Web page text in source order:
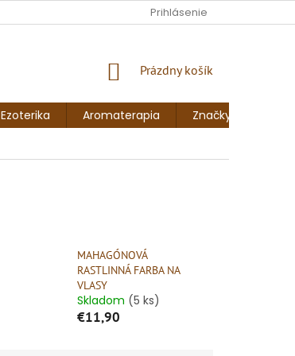
FORMULÁR NA ODSTÚPENIE OD ZMLUVY
Prihlásenie
NÁKUPNÝ
Prázdny košík
Ezoterika Aromaterapia Značky
MAHAGÓNOVÁ
RASTLINNÁ FARBA NA
VLASY
Skladom (5 ks)
€11,90